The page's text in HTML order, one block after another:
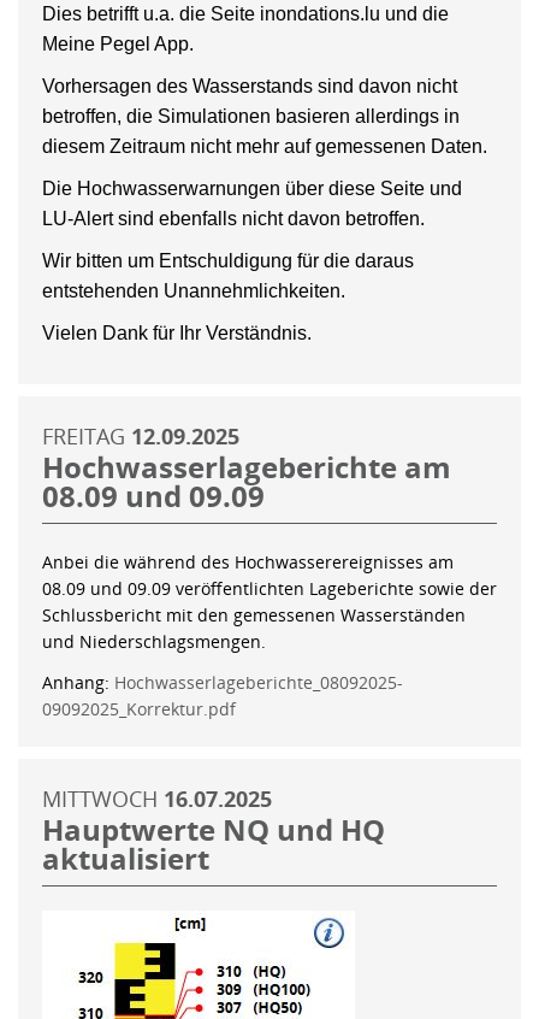
Dies betrifft u.a. die Seite inondations.lu und die
Meine Pegel App.
Vorhersagen des Wasserstands sind davon nicht
betroffen, die Simulationen basieren allerdings in
diesem Zeitraum nicht mehr auf gemessenen Daten.
Die Hochwasserwarnungen über diese Seite und
LU-Alert sind ebenfalls nicht davon betroffen.
Wir bitten um Entschuldigung für die daraus
entstehenden Unannehmlichkeiten.
Vielen Dank für Ihr Verständnis.
FREITAG 12.09.2025
Hochwasserlageberichte am
08.09 und 09.09
Anbei die während des Hochwasserereignisses am
08.09 und 09.09 veröffentlichten Lageberichte sowie der
Schlussbericht mit den gemessenen Wasserständen
und Niederschlagsmengen.
Anhang: Hochwasserlageberichte_08092025-
09092025_Korrektur.pdf
MITTWOCH 16.07.2025
Hauptwerte NQ und HQ
aktualisiert